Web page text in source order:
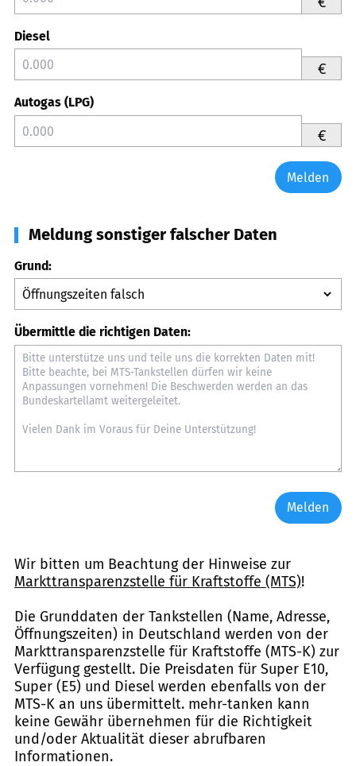
Diesel
€
Autogas (LPG)
€
Melden
Meldung sonstiger falscher Daten
Grund:
Übermittle die richtigen Daten:
Melden
Wir bitten um Beachtung der Hinweise zur
Markttransparenzstelle für Kraftstoffe (MTS)!
Die Grunddaten der Tankstellen (Name, Adresse,
Öffnungszeiten) in Deutschland werden von der
Markttransparenzstelle für Kraftstoffe (MTS-K) zur
Verfügung gestellt. Die Preisdaten für Super E10,
Super (E5) und Diesel werden ebenfalls von der
MTS-K an uns übermittelt. mehr-tanken kann
keine Gewähr übernehmen für die Richtigkeit
und/oder Aktualität dieser abrufbaren
Informationen.